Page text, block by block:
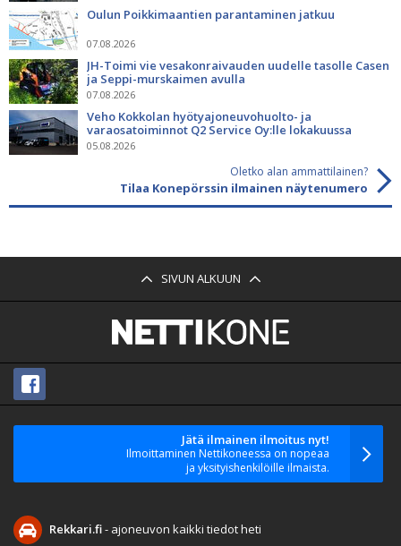
Oulun Poikkimaantien parantaminen jatkuu
07.08.2026
JH-Toimi vie vesakonraivauden uudelle tasolle Casen
ja Seppi-murskaimen avulla
07.08.2026
Veho Kokkolan hyötyajoneuvohuolto- ja
varaosatoiminnot Q2 Service Oy:lle lokakuussa
05.08.2026
Oletko alan ammattilainen?
Tilaa Konepörssin ilmainen näytenumero
SIVUN ALKUUN
Jätä ilmainen ilmoitus nyt!
Ilmoittaminen Nettikoneessa on nopeaa
ja yksityishenkilöille ilmaista.
Rekkari.fi- ajoneuvon kaikki tiedot heti